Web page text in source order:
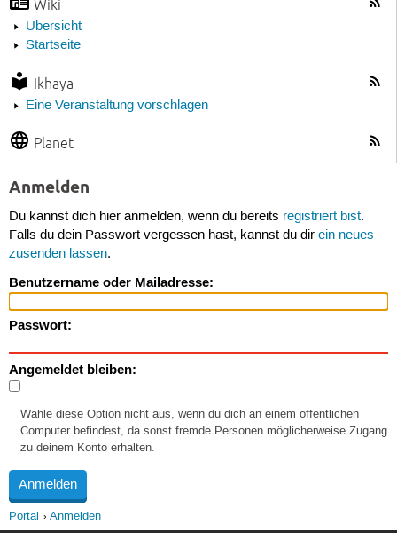
Wiki
Übersicht
Startseite
Ikhaya
Eine Veranstaltung vorschlagen
Planet
Anmelden
Du kannst dich hier anmelden, wenn du bereits registriert bist.
Falls du dein Passwort vergessen hast, kannst du dir ein neues
zusenden lassen.
Benutzername oder Mailadresse:
Passwort:
Angemeldet bleiben:
Wähle diese Option nicht aus, wenn du dich an einem öffentlichen
Computer befindest, da sonst fremde Personen möglicherweise Zugang
zu deinem Konto erhalten.
Portal Anmelden